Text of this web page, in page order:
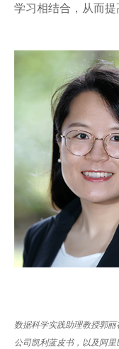
学习相结合，从而
数据科学实践助理教授郭
公司凯利蓝皮书，以及阿里